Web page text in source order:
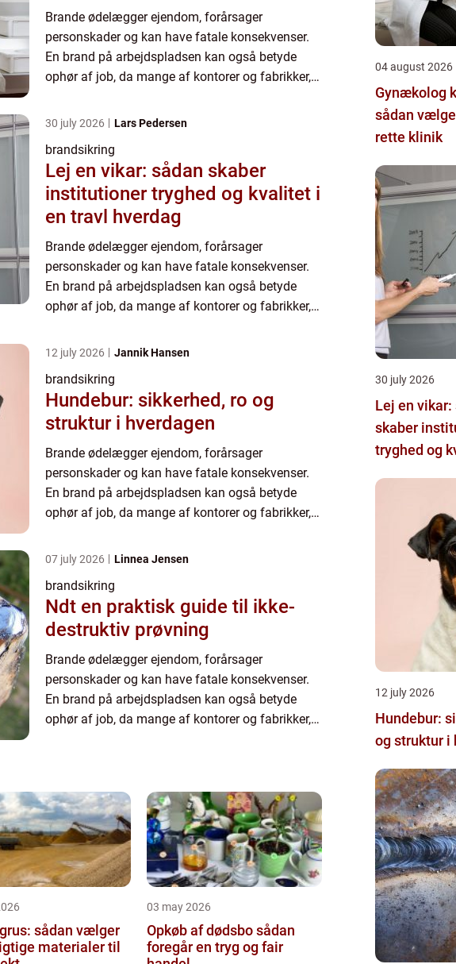
Brande ødelægger ejendom, forårsager
personskader og kan have fatale konsekvenser.
En brand på arbejdspladsen kan også betyde
ophør af job, da mange af kontorer og fabrikker,
af de vigtigste strategier ...
30 july 2026 Lars Pedersen
brandsikring
Lej en vikar: sådan skaber
institutioner tryghed og kvalitet i
en travl hverdag
Brande ødelægger ejendom, forårsager
personskader og kan have fatale konsekvenser.
En brand på arbejdspladsen kan også betyde
ophør af job, da mange af kontorer og fabrikker,
af de vigtigste strategier ...
12 july 2026 Jannik Hansen
brandsikring
Hundebur: sikkerhed, ro og
struktur i hverdagen
Brande ødelægger ejendom, forårsager
personskader og kan have fatale konsekvenser.
En brand på arbejdspladsen kan også betyde
ophør af job, da mange af kontorer og fabrikker,
af de vigtigste strategier ...
07 july 2026 Linnea Jensen
brandsikring
Ndt en praktisk guide til ikke-
destruktiv prøvning
Brande ødelægger ejendom, forårsager
personskader og kan have fatale konsekvenser.
En brand på arbejdspladsen kan også betyde
ophør af job, da mange af kontorer og fabrikker,
sådan vælger
materialer til
03 may 2026
Opkøb af dødsbo sådan
foregår en tryg og fair
04 august 2026
Gynækolog
sådan
rette klinik
30 july 2026
Lej en vikar:
skaber
tryghed og
12 july 2026
Hundebur:
og struktur i